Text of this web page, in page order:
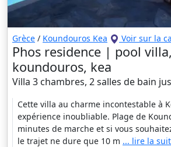
Grèce / Koundouros Kea Voir sur la
Phos residence | pool villa,
koundouros, kea
Villa 3 chambres, 2 salles de bain
Cette villa au charme incontestable à
expérience inoubliable. Plage de
minutes de marche et si vous
le trajet ne dure que 10 m ... lire la